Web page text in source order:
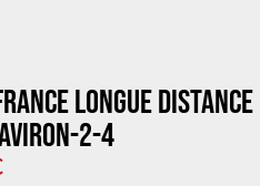
longue distance
2-4